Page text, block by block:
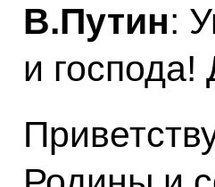
В.Путин:
и господа!